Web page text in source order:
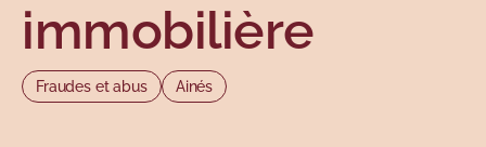
Sujets
immobilière
Fraudes et abus Ainés